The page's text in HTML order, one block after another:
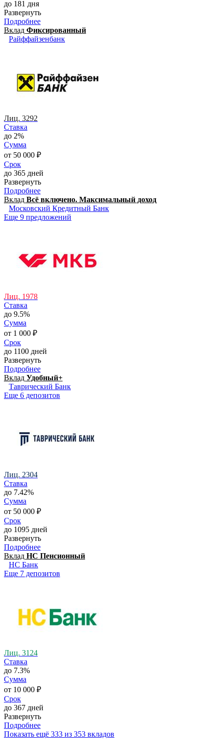
до 181 дня
Развернуть
Подробнее
Вклад Фиксированный
Райффайзенбанк
Лиц. 3292
Ставка
до 2%
Сумма
от 50 000 ₽
Срок
до 365 дней
Развернуть
Подробнее
Вклад Всё включено. Максимальный доход
Московский Кредитный Банк
Еще 9 предложений
Лиц. 1978
Ставка
до 9.5%
Сумма
от 1 000 ₽
Срок
до 1100 дней
Развернуть
Подробнее
Вклад Удобный+
Таврический Банк
Еще 6 депозитов
Лиц. 2304
Ставка
до 7.42%
Сумма
от 50 000 ₽
Срок
до 1095 дней
Развернуть
Подробнее
Вклад НС Пенсионный
НС Банк
Еще 7 депозитов
Лиц. 3124
Ставка
до 7.3%
Сумма
от 10 000 ₽
Срок
до 367 дней
Развернуть
Подробнее
Показать ещё 333 из 353 вкладов